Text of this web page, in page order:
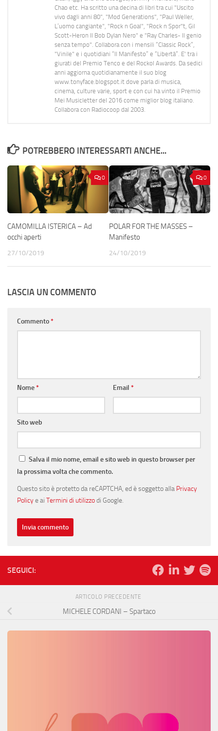
Chao etc. Ha scritto una decina di libri tra cui "Uscito
vivo dagli anni 80", "Mod Generations", "Paul Weller,
L’uomo cangiante", "Rock n Goal", "Rock n Spor"t, Gil
Scott-Heron Il Bob Dylan Nero" e "Ray Charles- Il genio
senza tempo". Collabora con i mensili “Classic Rock”,
"Vinile" e i quotidiani “Il Manifesto” e “Libertà”. E' tra i
giurati del Premio Tenco e del Rockol Awards. Da sedici
anni aggiorna quotidianamente il suo blog
www.tonyface.blogspot.it dove parla di musica,
cinema, culture varie, sport e con cui ha vinto il Premio
Mei Musicletter del 2016 come miglior blog italiano.
Collabora con Radiocoop dal 2003.
POTREBBERO INTERESSARTI ANCHE...
0
CAMOMILLA ISTERICA – Ad
occhi aperti
27/10/2019
0
POLAR FOR THE MASSES –
Manifesto
24/10/2019
LASCIA UN COMMENTO
Commento*
Nome* Email *
Sito web
Salva il mio nome, email e sito web in questo browser per
la prossima volta che commento.
Questo sito è protetto da reCAPTCHA, ed è soggetto alla Privacy
Policye ai Termini di utilizzodi Google.
SEGUICI:
ARTICOLO PRECEDENTE
MICHELE CORDANI – Spartaco